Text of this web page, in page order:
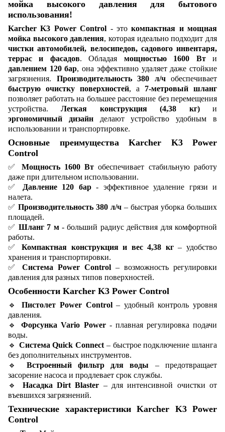
мойка высокого давления для бытового
использования!
Karcher K3 Power Control - этокомпактная и мощная
мойка высокого давления, которая идеально подходит для
чистки автомобилей, велосипедов, садового инвентаря,
террас и фасадов. Обладая мощностью 1600 Вти
давлением 120 бар, она эффективно удаляет даже стойкие
загрязнения. Производительность 380 л/чобеспечивает
быструю очистку поверхностей, а 7-метровый шланг
позволяет работать на большее расстояние без перемещения
устройства.Легкая конструкция (4,38 кг)и
эргономичный дизайнделают устройство удобным в
использовании и транспортировке.
Основные преимущества Karcher K3 Power
Control
✅ Мощность 1600 Вт обеспечивает стабильную работу
даже при длительном использовании.
✅
Давление 120 бар- эффективное удаление грязи и
налета.
✅ Производительность 380 л/ч – быстрая уборка больших
площадей.
✅ Шланг 7 м- больший радиус действия для комфортной
работы.
✅Компактная конструкция и вес 4,38 кг– удобство
хранения и транспортировки.
✅ Система Power Control – возможность регулировки
давления для разных типов поверхностей.
Особенности Karcher K3 Power Control
🔹Пистолет Power Control– удобный контроль уровня
давления.
🔹Форсунка Vario Power- плавная регулировка подачи
воды.
🔹 Система Quick Connect – быстрое подключение шланга
без дополнительных инструментов.
🔹 Встроенный фильтр для воды – предотвращает
засорение насоса и продлевает срок службы.
🔹 Насадка Dirt Blaster – для интенсивной очистки от
въевшихся загрязнений.
Технические характеристики Karcher K3 Power
Control